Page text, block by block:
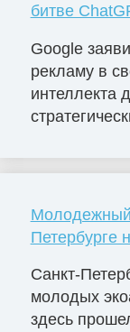
битве
Google
рекламу в
интеллекта
Молодежный
Петербурге
Санкт-
молодых
здесь